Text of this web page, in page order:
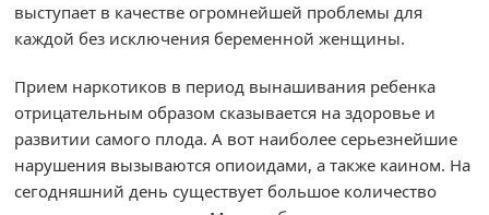
выступает в качестве огромнейшей проблемы для
каждой без исключения беременной женщины.
Прием наркотиков в период вынашивания ребенка
отрицательным образом сказывается на здоровье и
развитии самого плода. А вот наиболее серьезнейшие
нарушения вызываются опиоидами, а также каином. На
сегодняшний день существует большое количество